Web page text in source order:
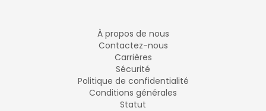
À propos de nous
Contactez-nous
Carrières
Sécurité
Politique de confidentialité
Conditions générales
Statut